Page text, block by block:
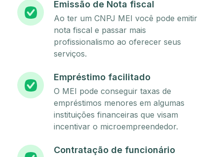
Emissão de Nota fiscal
Ao ter um CNPJ MEI você pode emitir
nota fiscal e passar mais
profissionalismo ao oferecer seus
serviços.
Empréstimo facilitado
O MEI pode conseguir taxas de
empréstimos menores em algumas
instituições financeiras que visam
incentivar o microempreendedor.
Contratação de funcionário